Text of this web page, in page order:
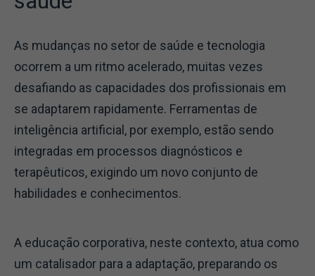
As mudanças no setor de saúde e tecnologia
ocorrem a um ritmo acelerado, muitas vezes
desafiando as capacidades dos profissionais em
se adaptarem rapidamente. Ferramentas de
inteligência artificial, por exemplo, estão sendo
integradas em processos diagnósticos e
terapêuticos, exigindo um novo conjunto de
habilidades e conhecimentos.
A educação corporativa, neste contexto, atua como
um catalisador para a adaptação, preparando os